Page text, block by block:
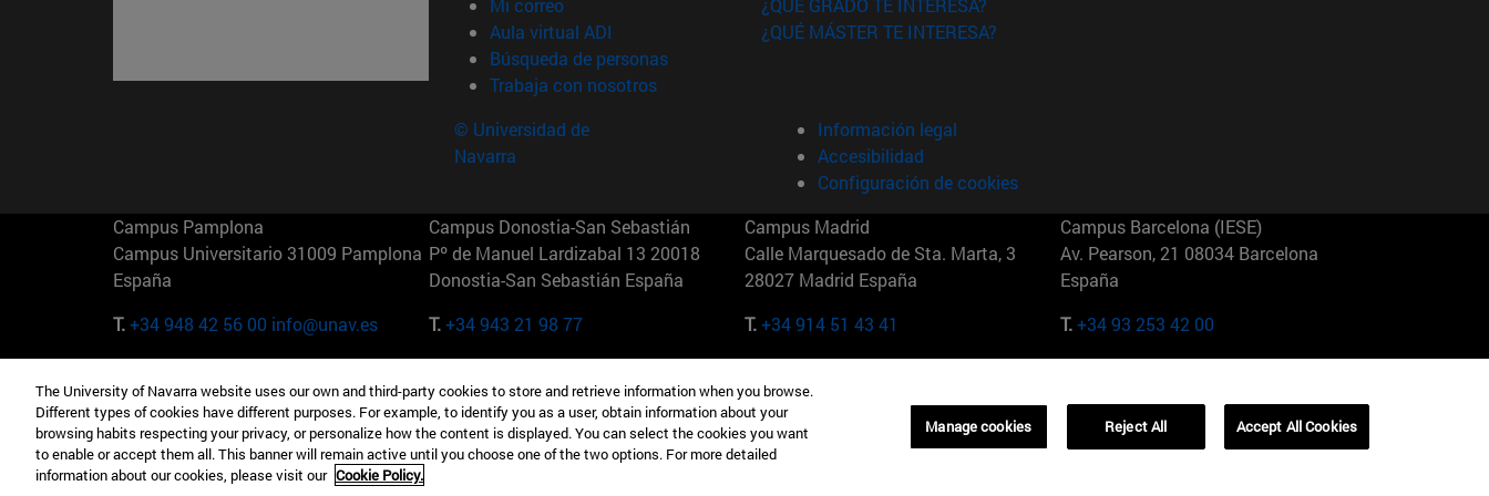
Mi correo
Aula virtual ADI (abre en nueva ventana)
Búsqueda de personas(abre en nueva ventana)
Trabaja con nosotros(abre en nueva ventana)
¿QUÉ GRADO TE INTERESA?
¿QUÉ MÁSTER TE INTERESA?
© Universidad de
Navarra
Información legal
Accesibilidad
Configuración de cookies
Campus Pamplona
Campus Universitario 31009 Pamplona
España
T.+34 948 42 56 00 info@unav.es
Campus Donostia-San Sebastián
Pº de Manuel Lardizabal 13 20018
Donostia-San Sebastián España
T.+34 943 21 98 77
Campus Madrid
Calle Marquesado de Sta. Marta, 3
28027 Madrid España
T.+34 914 51 43 41
Campus Barcelona (IESE)
Av. Pearson, 21 08034 Barcelona
España
T.+34 93 253 42 00
Camino del Cerro Águila 3 28023
Madrid España
T.+34 912 11 30 00
165 W 57th St 10019-2201 Nueva York
EE.UU
T.+1 646 346 8850
Maria-Theresia-Straße 15 81675
Múnich Alemania
T.+49 89 24209790
01321001 Bela Vista Brasil
The University of Navarra website uses our own and third-party cookies to store and retrieve information when you browse.
Different types of cookies have different purposes. For example, to identify you as a user, obtain information about your
browsing habits respecting your privacy, or personalize how the content is displayed. You can select the cookies you want
to enable or accept them all. This banner will remain active until you choose one of the two options. For more detailed
information about our cookies, please visit our Cookie Policy.
Manage cookies Reject All Accept All Cookies